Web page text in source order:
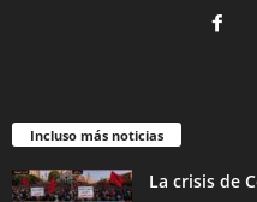
Incluso más noticias
La crisis de